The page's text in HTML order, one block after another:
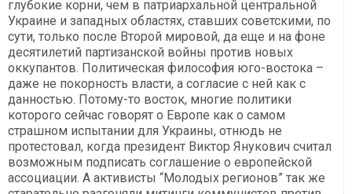
глубокие корни, чем в патриархальной центральной
Украине и западных областях, ставших советскими, по
сути, только после Второй мировой, да еще и на фоне
десятилетий партизанской войны против новых
оккупантов. Политическая философия юго-востока –
даже не покорность власти, а согласие с ней как с
данностью. Потому-то восток, многие политики
которого сейчас говорят о Европе как о самом
страшном испытании для Украины, отнюдь не
протестовал, когда президент Виктор Янукович считал
возможным подписать соглашение о европейской
ассоциации. А активисты “Молодых регионов” так же